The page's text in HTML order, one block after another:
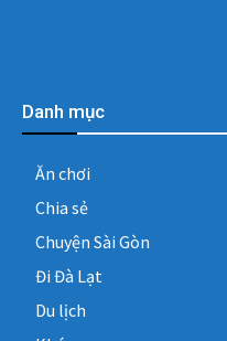
Danh mục
Ăn chơi
Chia sẻ
Chuyện Sài Gòn
Đi Đà Lạt
Du lịch